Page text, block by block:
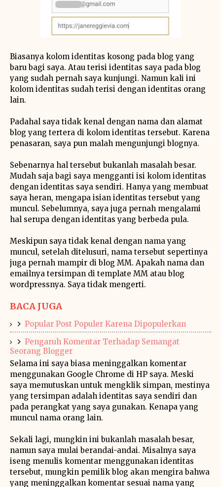
Biasanya kolom identitas kosong pada blog yang
baru bagi saya. Atau terisi identitas saya pada blog
yang sudah pernah saya kunjungi. Namun kali ini
kolom identitas sudah terisi dengan identitas orang
lain.
Padahal saya tidak kenal dengan nama dan alamat
blog yang tertera di kolom identitas tersebut. Karena
penasaran, saya pun malah mengunjungi blognya.
Sebenarnya hal tersebut bukanlah masalah besar.
Mudah saja bagi saya mengganti isi kolom identitas
dengan identitas saya sendiri. Hanya yang membuat
saya heran, mengapa isian identitas tersebut yang
muncul. Sebelumnya, saya juga pernah mengalami
hal serupa dengan identitas yang berbeda pula.
Meskipun saya tidak kenal dengan nama yang
muncul, setelah ditelusuri, nama tersebut sepertinya
juga pernah mampir di blog MM. Apakah nama dan
emailnya tersimpan di template MM atau blog
wordpressnya. Saya tidak mengerti.
BACA JUGA
Popular Post Populer Karena Dipopulerkan
Pengaruh Komentar Terhadap Semangat
Seorang Blogger
Selama ini saya biasa meninggalkan komentar
menggunakan Google Chrome di HP saya. Meski
saya memutuskan untuk mengklik simpan, mestinya
yang tersimpan adalah identitas saya sendiri dan
pada perangkat yang saya gunakan. Kenapa yang
muncul nama orang lain.
Sekali lagi, mungkin ini bukanlah masalah besar,
namun saya mulai berandai-andai. Misalnya saya
iseng menulis komentar menggunakan identitas
tersebut, mungkin pemilik blog akan mengira bahwa
yang meninggalkan komentar sesuai nama yang